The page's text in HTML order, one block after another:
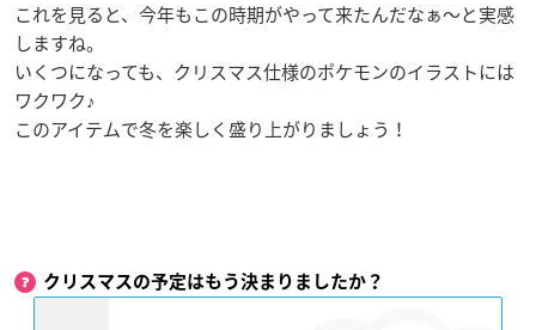
これを見ると、今年もこの時期がやって来たんだなぁ〜と実感
しますね。
いくつになっても、クリスマス仕様のポケモンのイラストには
ワクワク♪
このアイテムで冬を楽しく盛り上がりましょう！
クリスマスの予定はもう決まりましたか？